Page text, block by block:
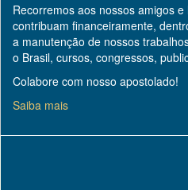
Recorremos aos nossos amigos
contribuam financeiramente,
a manutenção de nossos
o Brasil, cursos, congressos,
Colabore com nosso apostolado!
Saiba mais